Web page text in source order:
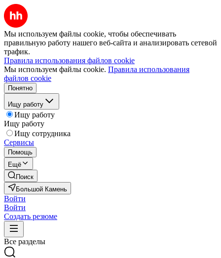
Мы используем файлы cookie, чтобы обеспечивать
правильную работу нашего веб-сайта и анализировать сетевой
трафик.
Правила использования файлов cookie
Мы используем файлы cookie. Правила использования
файлов cookie
Понятно
Ищу работу
Ищу работу
Ищу работу
Ищу сотрудника
Сервисы
Помощь
Ещё
Поиск
Большой Камень
Войти
Войти
Создать резюме
Все разделы